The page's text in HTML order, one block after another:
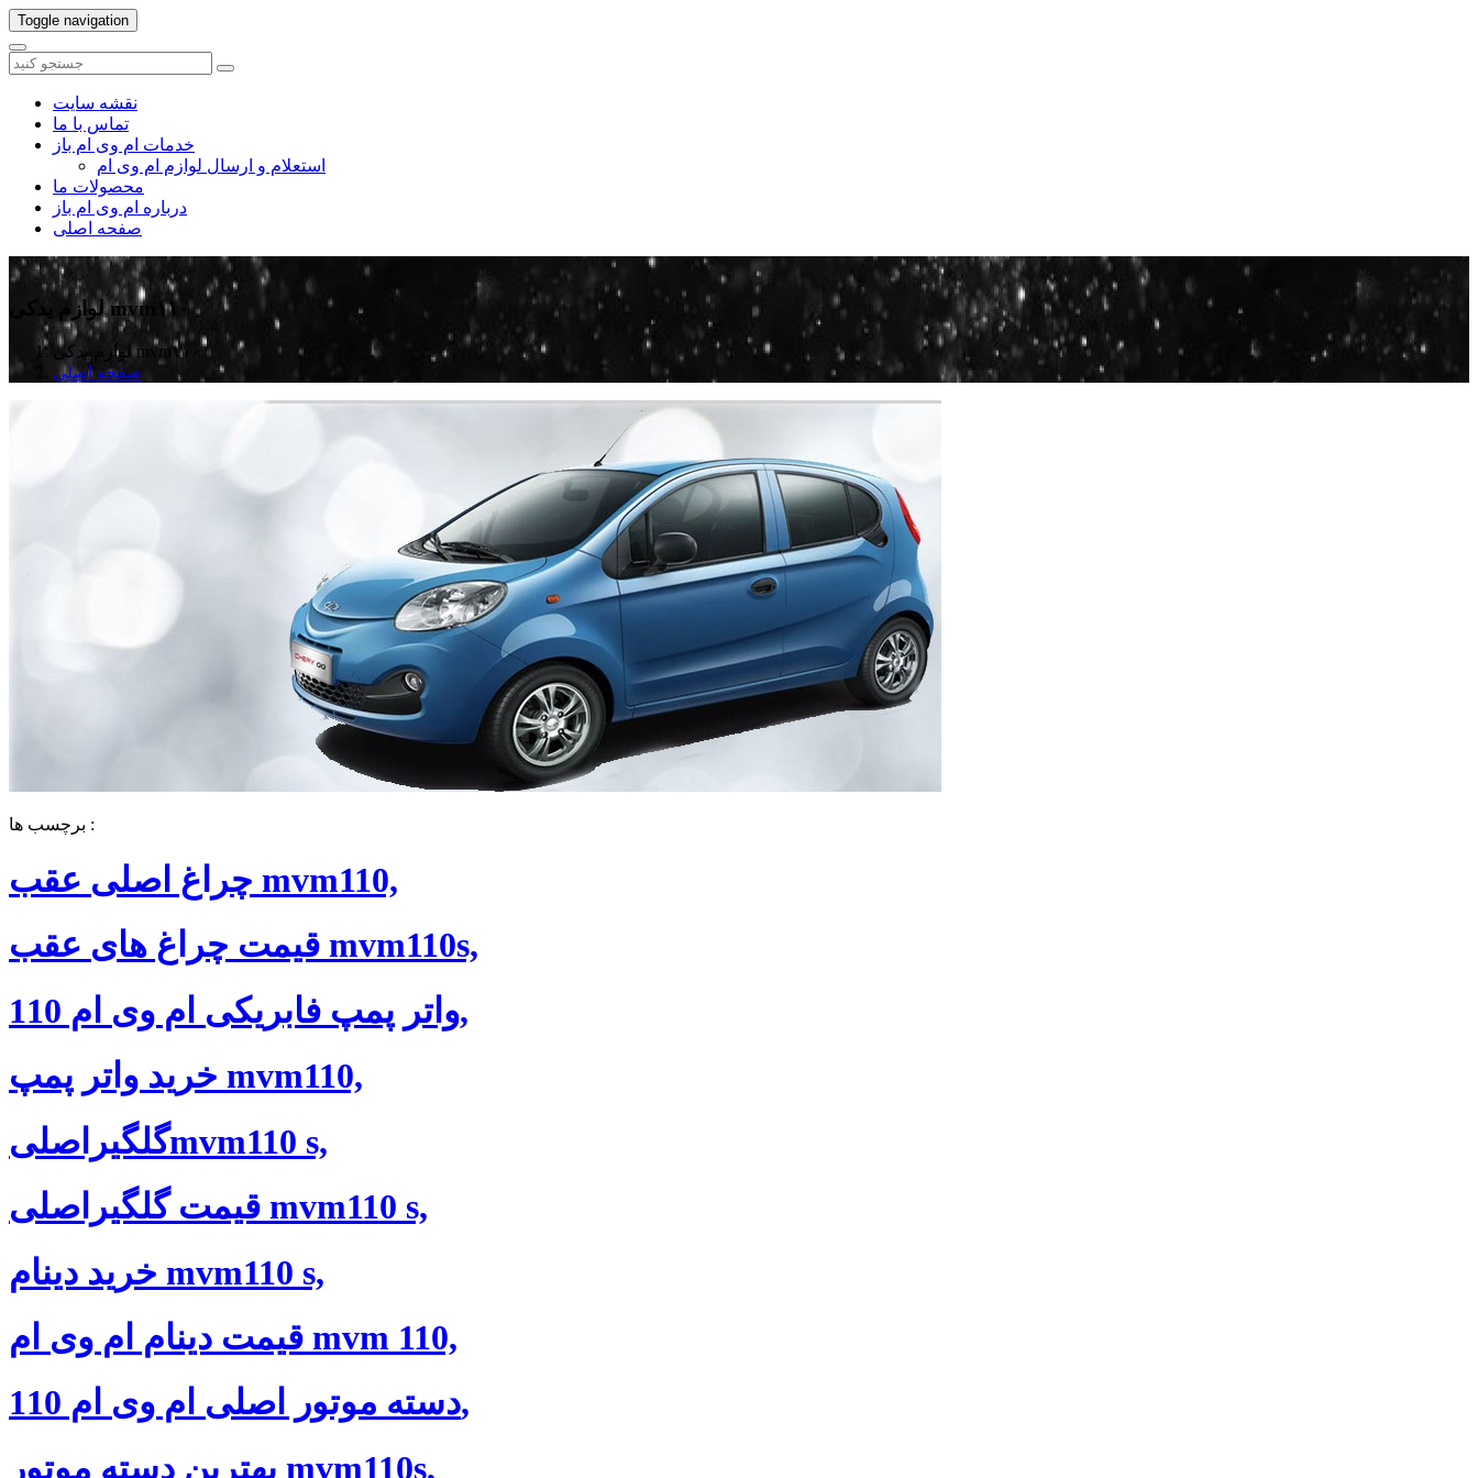
Toggle navigation
نقشه سایت
تماس با ما
خدمات ام وی ام باز
استعلام و ارسال لوازم ام وی ام
محصولات ما
درباره ام وی ام باز
صفحه اصلی
لوازم یدکی mvm۱۱۰
لوازم یدکی mvm۱۱۰
صفحه اصلی
برچسب ها :
چراغ اصلی عقب mvm110,
قیمت چراغ های عقب mvm110s,
واتر پمپ فابریکی ام وی ام 110,
خرید واتر پمپ mvm110,
گلگیراصلیmvm110 s,
قیمت گلگیراصلی mvm110 s,
خرید دینام mvm110 s,
قیمت دینام ام وی ام mvm 110,
دسته موتور اصلی ام وی ام 110,
بهترین دسته موتور mvm110s,